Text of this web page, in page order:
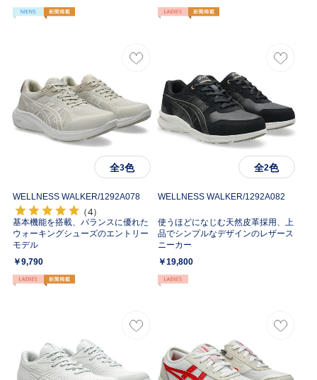
全3色
WELLNESS WALKER/1292A078
（4）
基本機能を搭載、バランスに優れた
ウォーキングシューズのエントリー
モデル
￥9,790
全2色
WELLNESS WALKER/1292A082
使うほどになじむ天然皮革採用、上
品でシンプルなデザインのレザース
ニーカー
￥19,800